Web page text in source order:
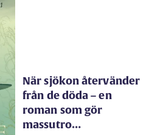
När sjökon återvänder
från de döda – en
roman som gör
massutro…